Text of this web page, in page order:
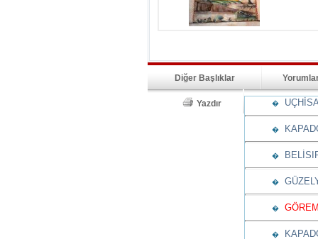
Diğer Başlıklar
Yazdır �
�
�
�
�
�